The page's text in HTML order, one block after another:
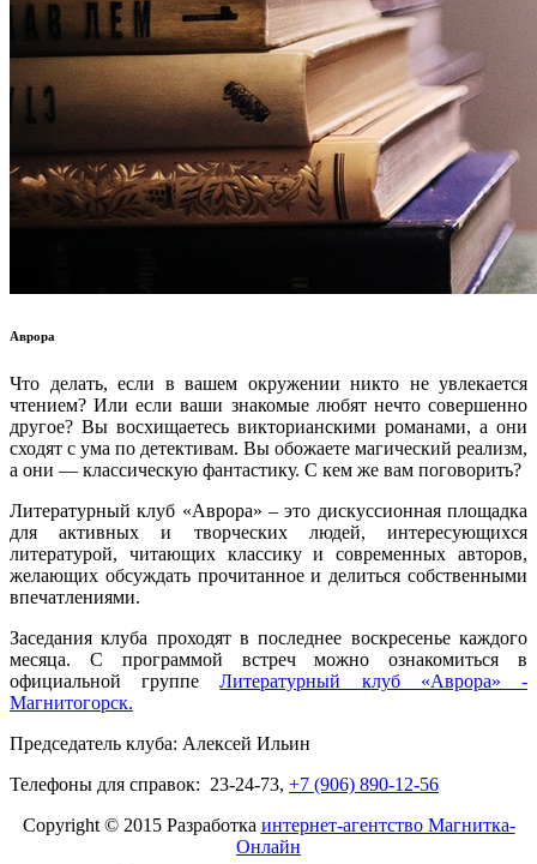
Аврора
Что делать, если в вашем окружении никто не увлекается
чтением? Или если ваши знакомые любят нечто совершенно
другое? Вы восхищаетесь викторианскими романами, а они
сходят с ума по детективам. Вы обожаете магический реализм,
а они — классическую фантастику. С кем же вам поговорить?
Литературный клуб «Аврора» – это дискуссионная площадка
для активных и творческих людей, интересующихся
литературой, читающих классику и современных авторов,
желающих обсуждать прочитанное и делиться собственными
впечатлениями.
Заседания клуба проходят в последнее воскресенье каждого
месяца. С программой встреч можно ознакомиться в
официальной группеЛитературный клуб «Аврора» -
Магнитогорск.
Председатель клуба: Алексей Ильин
Телефоны для справок: 23-24-73, +7 (906) 890-12-56
Copyright © 2015 Разработка интернет-агентство Магнитка-
Онлайн